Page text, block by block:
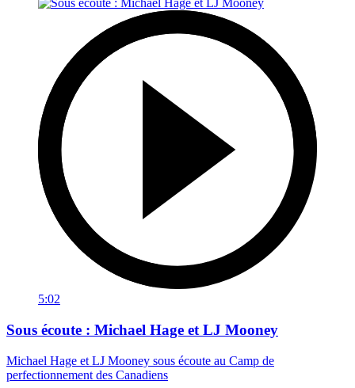
5:02
Sous écoute : Michael Hage et LJ Mooney
Michael Hage et LJ Mooney sous écoute au Camp de
perfectionnement des Canadiens